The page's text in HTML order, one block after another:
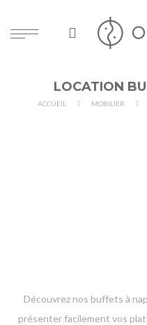
LOCATION
ACCUEIL MOBILIER
Découvrez nos buffets à
présenter facilement vos